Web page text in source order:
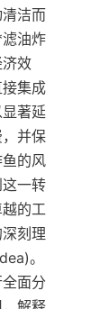
洁而
油炸
效
集成
著延
并保
的风
一转
的工
刻理
。
面分